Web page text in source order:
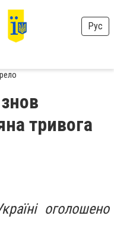
Рус
тривога
оголошено